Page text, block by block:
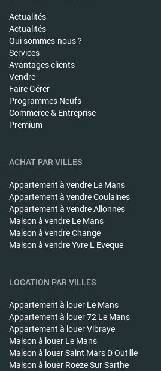
Actualités
Actualités
Qui sommes-nous ?
Services
Avantages clients
Vendre
Faire Gérer
Programmes Neufs
Commerce & Entreprise
Premium
ACHAT PAR VILLES
Appartement à vendre Le Mans
Appartement à vendreCoulaines
Appartement à vendreAllonnes
Maison à vendre Le Mans
Maison à vendreChange
Maison à vendreYvre L Eveque
LOCATION PAR VILLES
Appartement à louer Le Mans
Appartement à louer72 Le Mans
Appartement à louerVibraye
Maison à louer Le Mans
Maison à louerSaint Mars D Outille
Maison à louer Roeze Sur Sarthe